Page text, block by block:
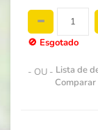
🚫 Esgotado
- OU - Lista de
Comparar